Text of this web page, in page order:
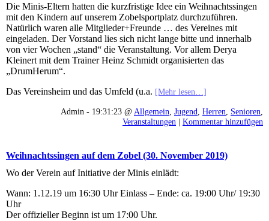
Die Minis-Eltern hatten die kurzfristige Idee ein Weihnachtssingen
mit den Kindern auf unserem Zobelsportplatz durchzuführen.
Natürlich waren alle Mitglieder+Freunde … des Vereines mit
eingeladen. Der Vorstand lies sich nicht lange bitte und innerhalb
von vier Wochen „stand“ die Veranstaltung. Vor allem Derya
Kleinert mit dem Trainer Heinz Schmidt organisierten das
„DrumHerum“.
Das Vereinsheim und das Umfeld (u.a. [Mehr lesen…]
Admin - 19:31:23 @ Allgemein Jugend Herren Senioren
Veranstaltungen | Kommentar hinzufügen
Weihnachtssingen auf dem Zobel (30. November 2019)
Wo der Verein auf Initiative der Minis einlädt:
Wann: 1.12.19 um 16:30 Uhr Einlass – Ende: ca. 19:00 Uhr/ 19:30
Uhr
Der offizieller Beginn ist um 17:00 Uhr.